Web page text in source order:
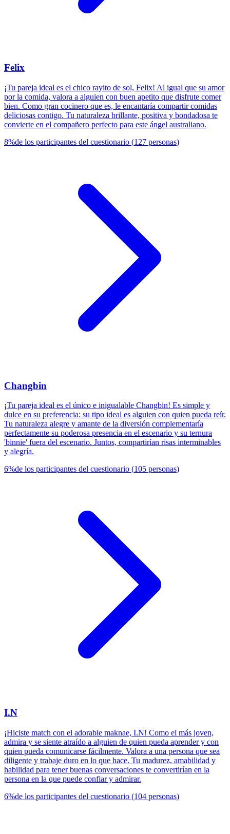
Felix
¡Tu pareja ideal es el chico rayito de sol, Felix! Al igual que su amor
por la comida, valora a alguien con buen apetito que disfrute comer
bien. Como gran cocinero que es, le encantaría compartir comidas
deliciosas contigo. Tu naturaleza brillante, positiva y bondadosa te
convierte en el compañero perfecto para este ángel australiano.
8%de los participantes del cuestionario (127 personas)
Changbin
¡Tu pareja ideal es el único e inigualable Changbin! Es simple y
dulce en su preferencia: su tipo ideal es alguien con quien pueda reír.
Tu naturaleza alegre y amante de la diversión complementaría
perfectamente su poderosa presencia en el escenario y su ternura
'binnie' fuera del escenario. Juntos, compartirían risas interminables
y alegría.
6%de los participantes del cuestionario (105 personas)
I.N
¡Hiciste match con el adorable maknae, I.N! Como el más joven,
admira y se siente atraído a alguien de quien pueda aprender y con
quien pueda comunicarse fácilmente. Valora a una persona que sea
diligente y trabaje duro en lo que hace. Tu madurez, amabilidad y
habilidad para tener buenas conversaciones te convertirían en la
persona en la que puede confiar y admirar.
6%de los participantes del cuestionario (104 personas)